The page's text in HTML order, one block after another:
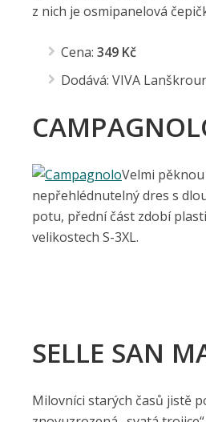
z nich je osmipanelová
Cena: 349 Kč
Dodává: VIVA
Velmi
nepřehlédnutelný dres s
potu, přední část zdobí
velikostech S-3XL.
SELLE SAN
Milovníci starých časů jistě